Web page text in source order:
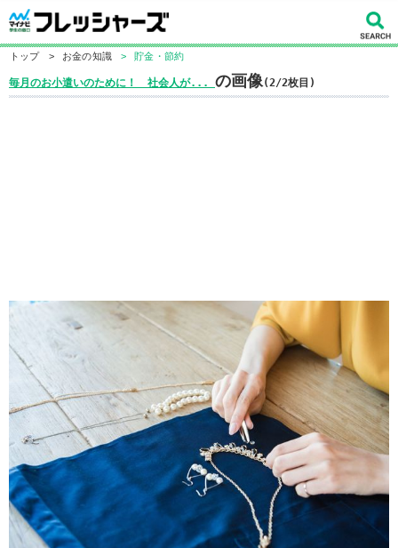
トップ > お金の知識 > 貯金・節約
毎月のお小遣いのために！ 社会人が... の画像(2/2枚目)